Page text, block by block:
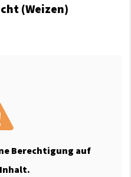
(Weizen)
Berechtigung auf